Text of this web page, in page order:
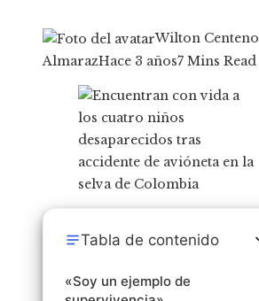
Wilton Centeno
AlmarazHace 3 años7 Mins Read
Tabla de contenido
«Soy un ejemplo de